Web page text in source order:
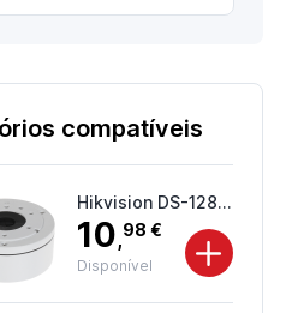
compatíveis
Hikvision DS-1280ZJ-XS
10,98 €
Disponível